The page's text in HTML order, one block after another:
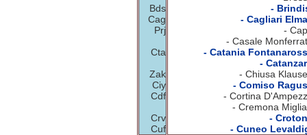
Bds
Cag
Prj
Cta
Zak
Ciy
Cdf
Crv
Cuf
-
- Cagliari
-
- Casale
- Catania
-
- Chiusa
- Comiso
- Cortina
- Cremona
-
- Cuneo